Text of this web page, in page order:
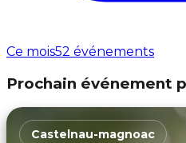
Ce mois52 événements
Prochain événement
Castelnau-magnoac